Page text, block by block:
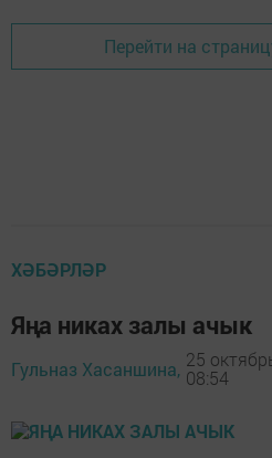
Перейти на
ХӘБӘРЛӘР
Яңа никах залы ачык
Гульназ Хасаншина, 25
08:54